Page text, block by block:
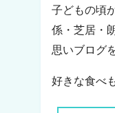
子どもの頃
係・芝居・
思いブログ
好きな食べ